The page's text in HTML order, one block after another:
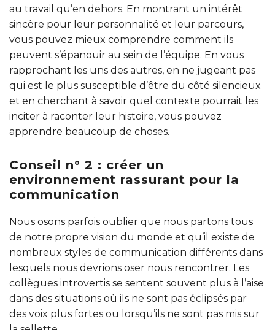
au travail qu’en dehors. En montrant un intérêt
sincère pour leur personnalité et leur parcours,
vous pouvez mieux comprendre comment ils
peuvent s’épanouir au sein de l’équipe. En vous
rapprochant les uns des autres, en ne jugeant pas
qui est le plus susceptible d’être du côté silencieux
et en cherchant à savoir quel contexte pourrait les
inciter à raconter leur histoire, vous pouvez
apprendre beaucoup de choses.
Conseil n° 2 : créer un
environnement rassurant pour la
communication
Nous osons parfois oublier que nous partons tous
de notre propre vision du monde et qu’il existe de
nombreux styles de communication différents dans
lesquels nous devrions oser nous rencontrer. Les
collègues introvertis se sentent souvent plus à l’aise
dans des situations où ils ne sont pas éclipsés par
des voix plus fortes ou lorsqu’ils ne sont pas mis sur